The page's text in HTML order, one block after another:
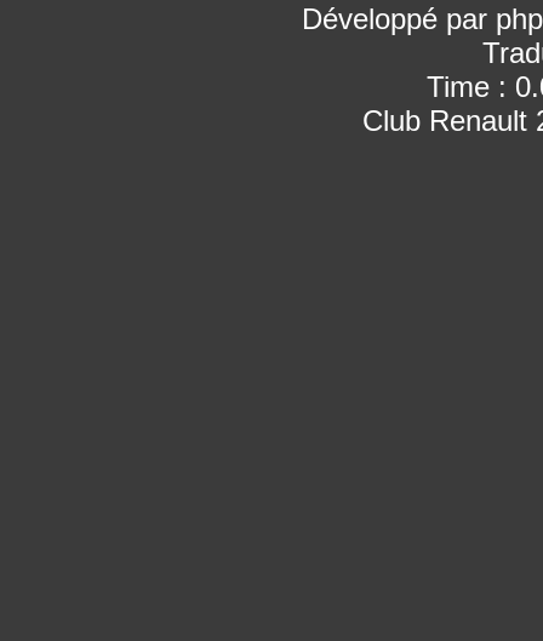
Développé par
Time :
Club Renault